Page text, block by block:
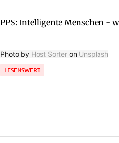
PPS: Intelligente Menschen -
Photo by Host Sorteron Unsplash
LESENSWERT